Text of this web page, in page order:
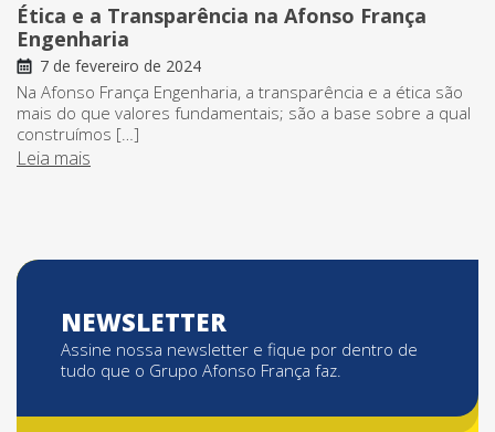
Ética e a Transparência na Afonso França
Engenharia
7 de fevereiro de 2024
Na Afonso França Engenharia, a transparência e a ética são
mais do que valores fundamentais; são a base sobre a qual
construímos […]
Leia mais
NEWSLETTER
Assine nossa newsletter e fique por dentro de
tudo que o Grupo Afonso França faz.